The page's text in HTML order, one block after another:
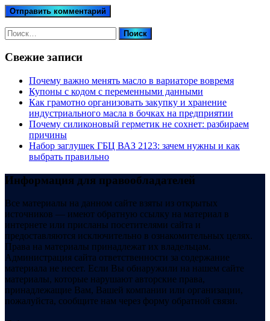
Найти:
Свежие записи
Почему важно менять масло в вариаторе вовремя
Купоны c кодом с переменными данными
Как грамотно организовать закупку и хранение
индустриального масла в бочках на предприятии
Почему силиконовый герметик не сохнет: разбираем
причины
Набор заглушек ГБЦ ВАЗ 2123: зачем нужны и как
выбрать правильно
Информация для правообладателей
Все материалы на данном сайте взяты из открытых
источников — имеют обратную ссылку на материал в
интернете или присланы посетителями сайта и
предоставляются исключительно в ознакомительных целях.
Права на материалы принадлежат их владельцам.
Администрация сайта ответственности за содержание
материала не несет. Если Вы обнаружили на нашем сайте
материалы, которые нарушают авторские права,
принадлежащие Вам, Вашей компании или организации,
пожалуйста, сообщите нам через форму обратной связи.